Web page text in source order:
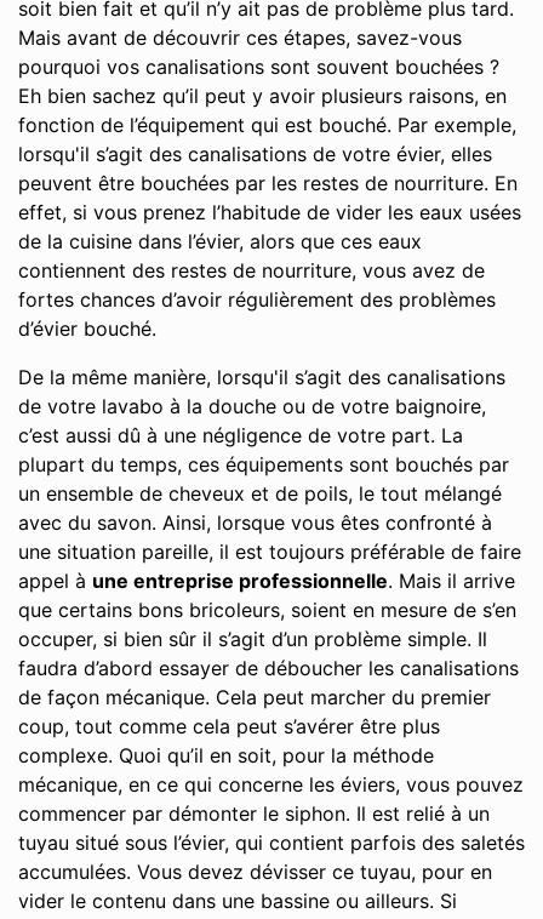
soit bien fait et qu’il n’y ait pas de problème plus tard.
Mais avant de découvrir ces étapes, savez-vous
pourquoi vos canalisations sont souvent bouchées ?
Eh bien sachez qu’il peut y avoir plusieurs raisons, en
fonction de l’équipement qui est bouché. Par exemple,
lorsqu'il s’agit des canalisations de votre évier, elles
peuvent être bouchées par les restes de nourriture. En
effet, si vous prenez l’habitude de vider les eaux usées
de la cuisine dans l’évier, alors que ces eaux
contiennent des restes de nourriture, vous avez de
fortes chances d’avoir régulièrement des problèmes
d’évier bouché.
De la même manière, lorsqu'il s’agit des canalisations
de votre lavabo à la douche ou de votre baignoire,
c’est aussi dû à une négligence de votre part. La
plupart du temps, ces équipements sont bouchés par
un ensemble de cheveux et de poils, le tout mélangé
avec du savon. Ainsi, lorsque vous êtes confronté à
une situation pareille, il est toujours préférable de faire
appel à une entreprise professionnelle. Mais il arrive
que certains bons bricoleurs, soient en mesure de s’en
occuper, si bien sûr il s’agit d’un problème simple. Il
faudra d’abord essayer de déboucher les canalisations
de façon mécanique. Cela peut marcher du premier
coup, tout comme cela peut s’avérer être plus
complexe. Quoi qu’il en soit, pour la méthode
mécanique, en ce qui concerne les éviers, vous pouvez
commencer par démonter le siphon. Il est relié à un
tuyau situé sous l’évier, qui contient parfois des saletés
accumulées. Vous devez dévisser ce tuyau, pour en
vider le contenu dans une bassine ou ailleurs. Si